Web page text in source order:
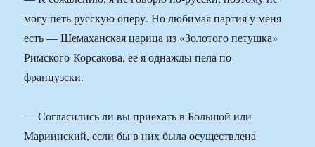
могу петь русскую оперу. Но любимая партия у меня
есть — Шемаханская царица из «Золотого петушка»
Римского-Корсакова, ее я однажды пела по-
французски.
— Согласились ли вы приехать в Большой или
Мариинский, если бы в них была осуществлена